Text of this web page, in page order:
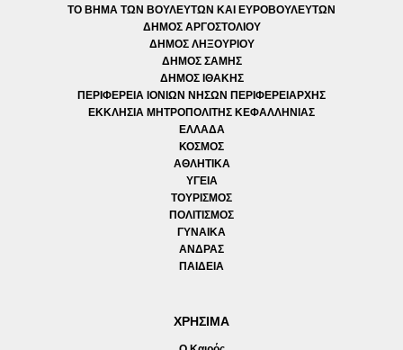
ΤΟ ΒΗΜΑ ΤΩΝ ΒΟΥΛΕΥΤΩΝ ΚΑΙ ΕΥΡΟΒΟΥΛΕΥΤΩΝ
ΔΗΜΟΣ ΑΡΓΟΣΤΟΛΙΟΥ
ΔΗΜΟΣ ΛΗΞΟΥΡΙΟΥ
ΔΗΜΟΣ ΣΑΜΗΣ
ΔΗΜΟΣ ΙΘΑΚΗΣ
ΠΕΡΙΦΕΡΕΙΑ ΙΟΝΙΩΝ ΝΗΣΩΝ ΠΕΡΙΦΕΡΕΙΑΡΧΗΣ
ΕΚΚΛΗΣΙΑ ΜΗΤΡΟΠΟΛΙΤΗΣ ΚΕΦΑΛΛΗΝΙΑΣ
ΕΛΛΑΔΑ
ΚΟΣΜΟΣ
ΑΘΛΗΤΙΚΑ
ΥΓΕΙΑ
ΤΟΥΡΙΣΜΟΣ
ΠΟΛΙΤΙΣΜΟΣ
ΓΥΝΑΙΚΑ
ΑΝΔΡΑΣ
ΠΑΙΔΕΙΑ
ΧΡΗΣΙΜΑ